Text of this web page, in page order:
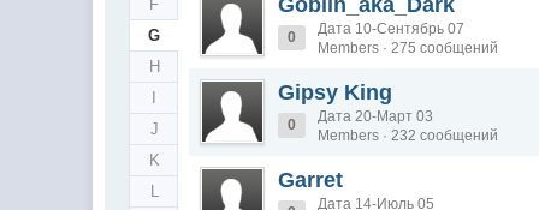
F
G
H
J
K
L
Goblin_aka_Dark
0
Дата 10-Сентябрь 07
Members · 275 сообщений
Gipsy King
0
Дата 20-Март 03
Members · 232 сообщений
Garret
Дата 14-Июль 05